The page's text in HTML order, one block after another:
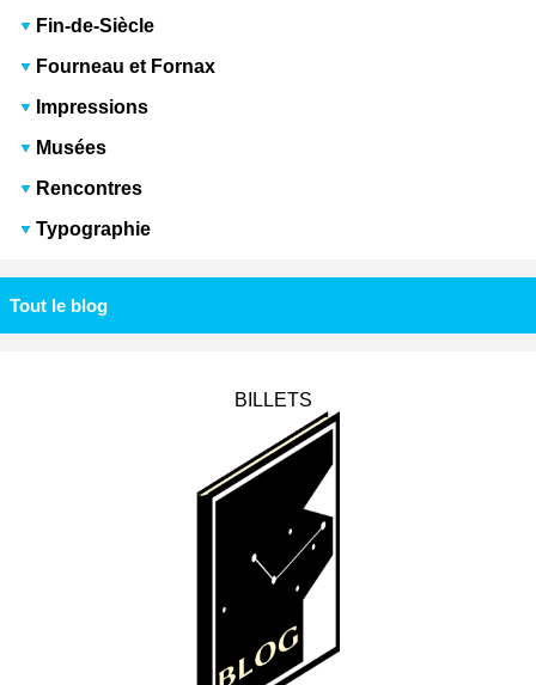
Fin-de-Siècle
Fourneau et Fornax
Impressions
Musées
Rencontres
Typographie
Tout le blog
BILLETS